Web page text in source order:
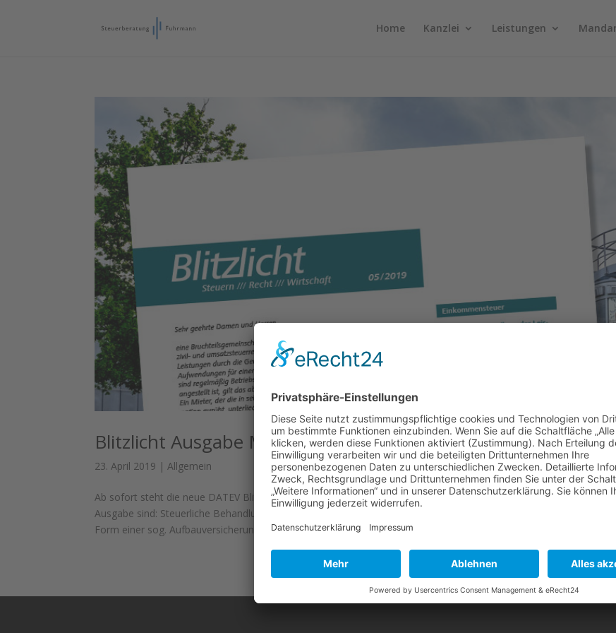
Home Kanzlei Leistungen
Blitzlicht Ausgabe Mai 2019 erschienen
23. April 2019 |Allgemein
Ab sofort steht die neue DATEV Blitzlicht Ausgabe Mai 2019 in unserem News Bereich zur Verfügung.
Ausgabe sind: Steuerliche Behandlung der Leistungen einer vor dem 1. Januar 2005 abgeschlossenen
Form einer sog. Aufbauversicherung...